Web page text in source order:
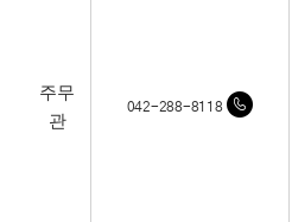
주무
관
042-288-8118